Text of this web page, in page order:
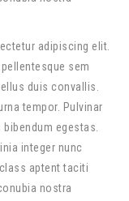
adipiscing elit.
sem
duis convallis.
tempor. Pulvinar
egestas.
integer nunc
aptent taciti
nostra